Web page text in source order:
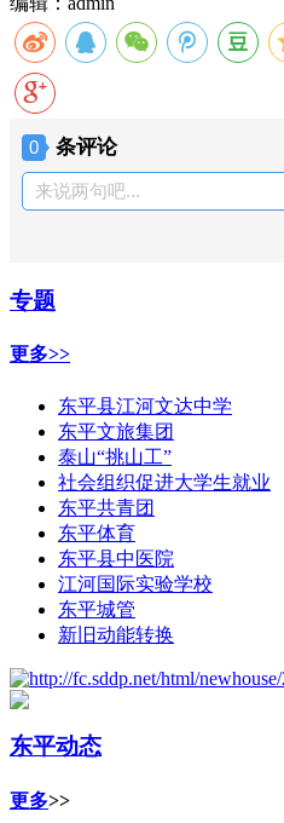
0 条评论
来说两句吧...
专题
更多>>
东平县江河文达中学
东平文旅集团
泰山“挑山工”
社会组织促进大学生就业
东平共青团
东平体育
东平县中医院
江河国际实验学校
东平城管
新旧动能转换
东平动态
更多>>